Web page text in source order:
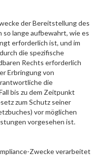
der Bereitstellung des
lange aufbewahrt, wie es
erforderlich ist, und im
die spezifische
Rechts erforderlich
Erbringung von
die
bis zu dem Zeitpunkt
zum Schutz seiner
vor möglichen
vorgesehen ist.
Zwecke verarbeitet